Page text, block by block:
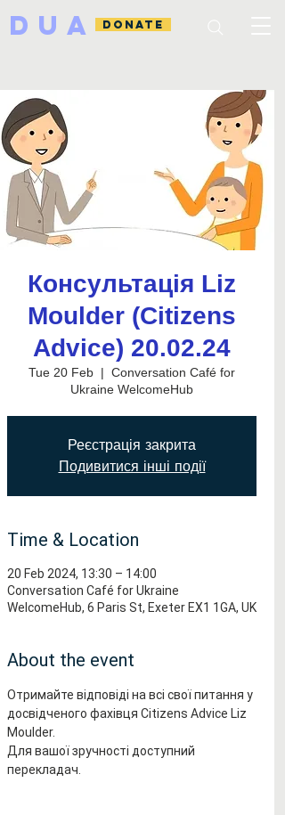
DUA DONATE
Консультація Liz
Moulder (Citizens
Advice) 20.02.24
Tue 20 Feb
  |
Conversation Café for
Ukraine WelcomeHub
Реєстрація закрита
Подивитися інші події
Time & Location
20 Feb 2024, 13:30 – 14:00
Conversation Café for Ukraine
WelcomeHub, 6 Paris St, Exeter EX1 1GA, UK
About the event
Отримайте відповіді на всі свої питання у
досвідченого фахівця Citizens Advice Liz
Moulder.
Для вашої зручності доступний
перекладач.